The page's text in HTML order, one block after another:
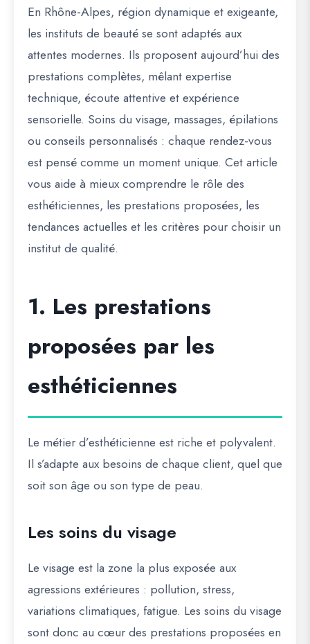
En Rhône-Alpes, région dynamique et exigeante,
les instituts de beauté se sont adaptés aux
attentes modernes. Ils proposent aujourd’hui des
prestations complètes, mêlant expertise
technique, écoute attentive et expérience
sensorielle. Soins du visage, massages, épilations
ou conseils personnalisés : chaque rendez-vous
est pensé comme un moment unique. Cet article
vous aide à mieux comprendre le rôle des
esthéticiennes, les prestations proposées, les
tendances actuelles et les critères pour choisir un
institut de qualité.
1. Les prestations
proposées par les
esthéticiennes
Le métier d’esthéticienne est riche et polyvalent.
Il s’adapte aux besoins de chaque client, quel que
soit son âge ou son type de peau.
Les soins du visage
Le visage est la zone la plus exposée aux
agressions extérieures : pollution, stress,
variations climatiques, fatigue. Les soins du visage
sont donc au cœur des prestations proposées en